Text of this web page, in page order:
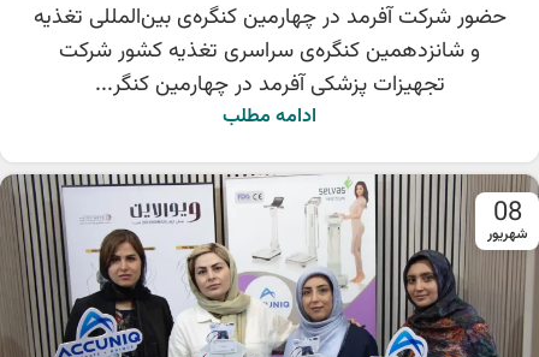
حضور شرکت آفرمد در چهارمین کنگره‌ی بین‌المللی تغذیه
و شانزدهمین کنگره‌ی سراسری تغذیه کشور شرکت
تجهیزات پزشکی آفرمد در چهارمین کنگر...
ادامه مطلب
08
شهریور